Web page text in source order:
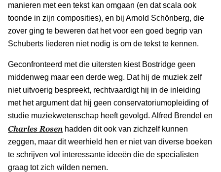
manieren met een tekst kan omgaan (en dat scala ook
toonde in zijn composities), en bij Arnold Schönberg, die
zover ging te beweren dat het voor een goed begrip van
Schuberts liederen niet nodig is om de tekst te kennen.
Geconfronteerd met die uitersten kiest Bostridge geen
middenweg maar een derde weg. Dat hij de muziek zelf
niet uitvoerig bespreekt, rechtvaardigt hij in de inleiding
met het argument dat hij geen conservatoriumopleiding of
studie muziekwetenschap heeft gevolgd. Alfred Brendel en
Charles Rosen hadden dit ook van zichzelf kunnen
zeggen, maar dit weerhield hen er niet van diverse boeken
te schrijven vol interessante ideeën die de specialisten
graag tot zich wilden nemen.